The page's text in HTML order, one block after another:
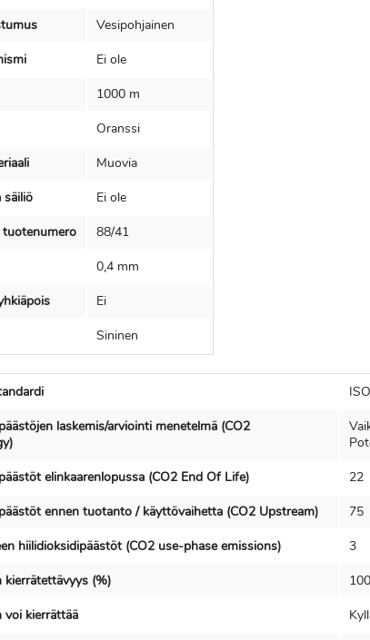
Vesipohjainen
Ei ole
1000 m
Oranssi
Muovia
säiliö
Ei ole
tuotenumero
88/41
0,4 mm
Ei
Sininen
laskemis/arviointi menetelmä (CO2
elinkaarenlopussa (CO2 End Of Life)
22
ennen tuotanto / käyttövaihetta (CO2 Upstream)
75
hiilidioksidipäästöt (CO2 use-phase emissions)
3
kierrätettävyys (%)
100
voi kierrättää